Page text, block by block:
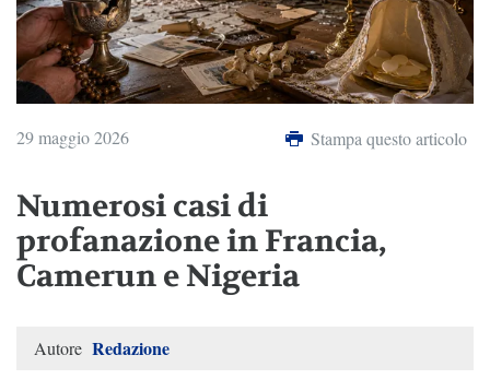
29 maggio 2026 Stampa questo articolo
Numerosi casi di
profanazione in Francia,
Camerun e Nigeria
Autore Redazione